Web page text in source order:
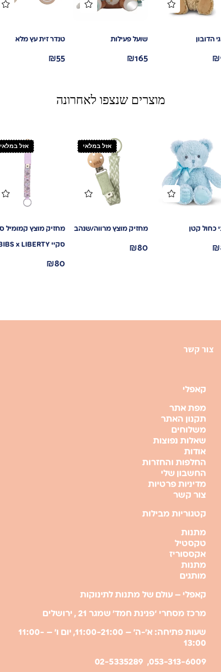
הדובון
₪
שועל פעילות
₪165
טנדר זית עץ מלא
₪55
מוצרים שנצפו לאחרונה
כחול קטן
₪
אזל במלאי
מחזיק מוצץ מרווה/שנהב
₪80
אזל במלאי
מחזיק מוצץ קמומיל
סקיי BIBS x LIBERTY
₪80
צור קשר
קאפלי
מפת אתר
תקנון האתר
משלוחים
שאלות נפוצות
אודות
החלפות והחזרות
החשבון שלי
מדיניות פרטיות
צור קשר
קטגוריות מבילות
מתנות
טקסטיל
אקססוריז
מתנות
מותגים
קאפלי – עולם של מתנות לתינוקות
מרכז מסחרי ‘פנינת חמד’ שמגר 21 , ירושלים
שעות פתיחה: א’-ה’ – 11:00-21:00, יום ו’ – 11:00-
13:00
053-313-6009, 02-5335289